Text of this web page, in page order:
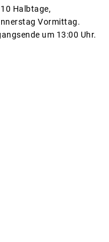
Halbtage,
Vormittag.
um 13:00 Uhr.